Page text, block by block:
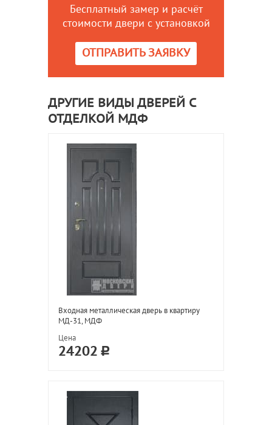
Бесплатный замер и расчёт
стоимости двери с установкой
ОТПРАВИТЬ ЗАЯВКУ
ДРУГИЕ ВИДЫ ДВЕРЕЙ С
ОТДЕЛКОЙ МДФ
Входная металлическая дверь в квартиру
МД-31, МДФ
Цена
24202